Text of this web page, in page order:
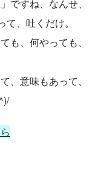
ですね、なんせ、
、吐くだけ。
も、何やっても、
、意味もあって、